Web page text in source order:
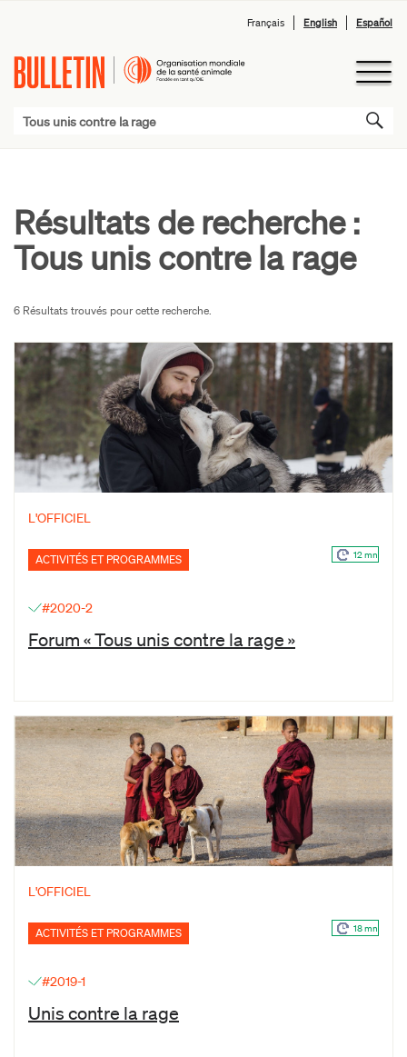
Français English Español
Résultats de recherche :
Tous unis contre la rage
6 Résultats trouvés pour cette recherche.
L'OFFICIEL
ACTIVITÉS ET PROGRAMMES 12 mn
#2020-2
Forum « Tous unis contre la rage »
L'OFFICIEL
ACTIVITÉS ET PROGRAMMES 18 mn
#2019-1
Unis contre la rage